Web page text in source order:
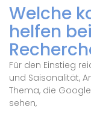
Welche
helfen
Für den Einstieg
und Saisonalität,
Thema, die
sehen,